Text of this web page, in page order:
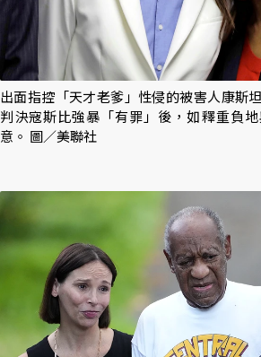
出面指控「天才老爹」性侵的被害人康斯
判決寇斯比強暴「有罪」後，如釋重負
意。 圖／美聯社